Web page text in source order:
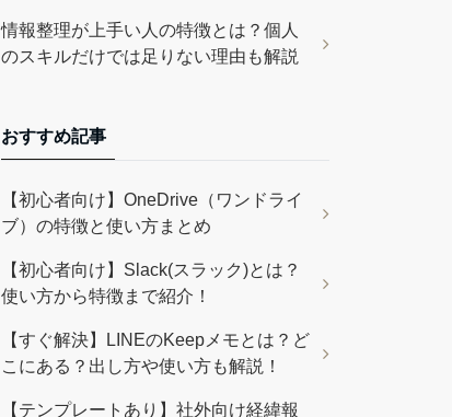
情報整理が上手い人の特徴とは？個人
のスキルだけでは足りない理由も解説
おすすめ記事
【初心者向け】OneDrive（ワンドライ
ブ）の特徴と使い方まとめ
【初心者向け】Slack(スラック)とは？
使い方から特徴まで紹介！
【すぐ解決】LINEのKeepメモとは？ど
こにある？出し方や使い方も解説！
【テンプレートあり】社外向け経緯報